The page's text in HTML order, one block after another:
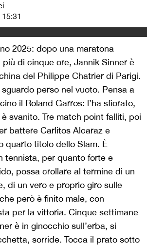
2025: dopo una maratona
di cinque ore, Jannik Sinner è
del Philippe Chatrier di Parigi.
perso nel vuoto. Pensa a
il Roland Garros: l’ha sfiorato,
svanito. Tre match point falliti, poi
battere Carlitos Alcaraz e
quarto titolo dello Slam. È
tennista, per quanto forte e
possa crollare al termine di un
di un vero e proprio giro sulle
però è finito male, con
per la vittoria. Cinque settimane
è in ginocchio sull’erba, si
sorride. Tocca il prato sotto